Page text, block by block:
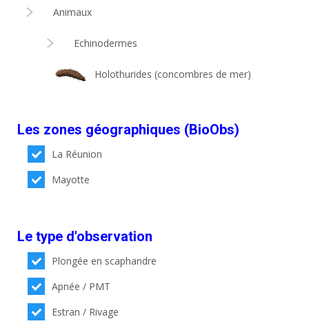
Animaux
Echinodermes
Holothurides (concombres de mer)
Les zones géographiques (BioObs)
La Réunion
Mayotte
Le type d'observation
Plongée en scaphandre
Apnée / PMT
Estran / Rivage